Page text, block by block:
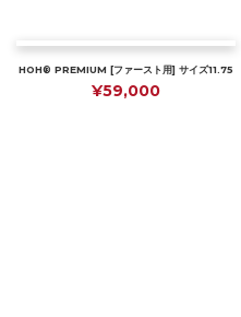
HOH® PREMIUM [ファースト用] サイズ11.75
¥59,000